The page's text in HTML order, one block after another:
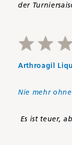
der
Arthroagil
Nie mehr
Es ist teuer,